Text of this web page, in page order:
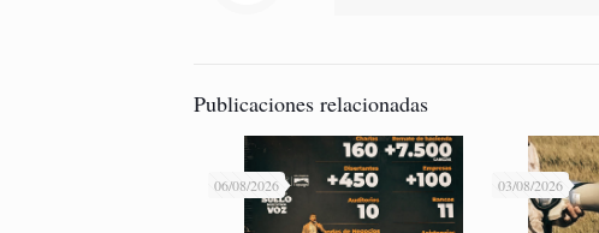
Publicaciones relacionadas
06/08/2026 03/08/2026